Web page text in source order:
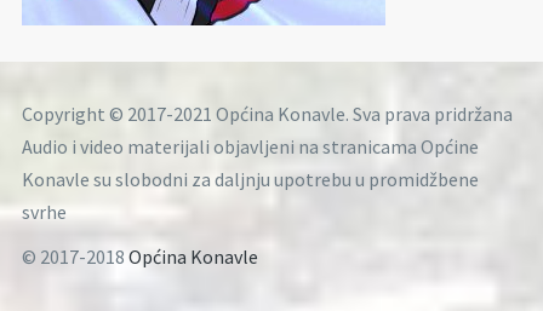
Copyright © 2017-2021 Općina Konavle. Sva prava pridržana
Audio i video materijali objavljeni na stranicama Općine
Konavle su slobodni za daljnju upotrebu u promidžbene
svrhe
© 2017-2018 Općina Konavle